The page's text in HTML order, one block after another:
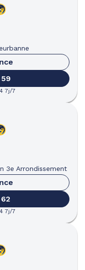
7j/7
3e Arrondissement
7j/7